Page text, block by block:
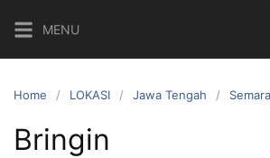
MENU
Home LOKASI Jawa Tengah
Bringin